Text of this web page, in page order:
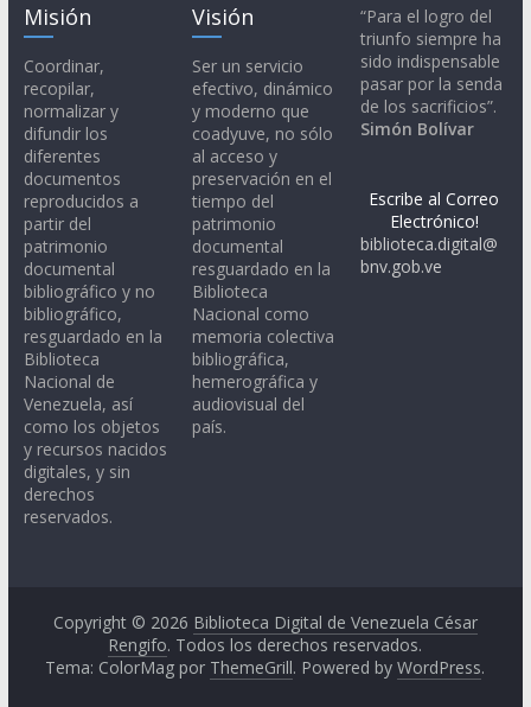
Misión
Coordinar,
recopilar,
normalizar y
difundir los
diferentes
documentos
reproducidos a
partir del
patrimonio
documental
bibliográfico y no
bibliográfico,
resguardado en la
Biblioteca
Nacional de
Venezuela, así
como los objetos
y recursos nacidos
digitales, y sin
derechos
reservados.
Visión
Ser un servicio
efectivo, dinámico
y moderno que
coadyuve, no sólo
al acceso y
preservación en el
tiempo del
patrimonio
documental
resguardado en la
Biblioteca
Nacional como
memoria colectiva
bibliográfica,
hemerográfica y
audiovisual del
país.
“Para el logro del
triunfo siempre ha
sido indispensable
pasar por la senda
de los sacrificios”.
Simón Bolívar
Escribe al Correo
Electrónico!
biblioteca.digital@
bnv.gob.ve
Copyright © 2026 Biblioteca Digital de Venezuela César
Rengifo. Todos los derechos reservados.
Tema: ColorMag por ThemeGrill. Powered byWordPress.